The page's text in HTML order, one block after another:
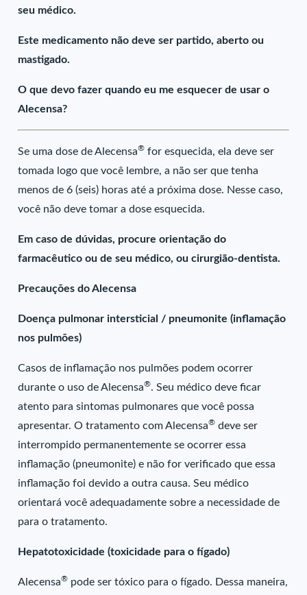
seu médico.
Este medicamento não deve ser partido, aberto ou
mastigado.
O que devo fazer quando eu me esquecer de usar o
Alecensa?
Se uma dose de Alecensa® for esquecida, ela deve ser
tomada logo que você lembre, a não ser que tenha
menos de 6 (seis) horas até a próxima dose. Nesse caso,
você não deve tomar a dose esquecida.
Em caso de dúvidas, procure orientação do
farmacêutico ou de seu médico, ou cirurgião-dentista.
Precauções do Alecensa
Doença pulmonar intersticial / pneumonite (inflamação
nos pulmões)
Casos de inflamação nos pulmões podem ocorrer
durante o uso de Alecensa®. Seu médico deve ficar
atento para sintomas pulmonares que você possa
apresentar. O tratamento com Alecensa® deve ser
interrompido permanentemente se ocorrer essa
inflamação (pneumonite) e não for verificado que essa
inflamação foi devido a outra causa. Seu médico
orientará você adequadamente sobre a necessidade de
para o tratamento.
Hepatotoxicidade (toxicidade para o fígado)
Alecensa® pode ser tóxico para o fígado. Dessa maneira,